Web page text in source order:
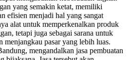
yang semakin ketat, memiliki
efisien menjadi hal yang sangat
alat untuk memperkenalkan produk
tetapi juga sebagai sarana untuk
menjangkau pasar yang lebih luas.
mengandalkan jasa pembuatan